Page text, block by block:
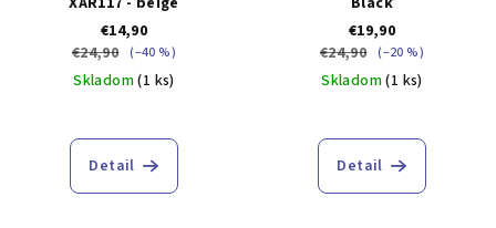
€14,90
€24,90 (–40 %)
Skladom(1 ks)
Detail
€19,90
€24,90 (–20 %)
Skladom(1 ks)
Detail